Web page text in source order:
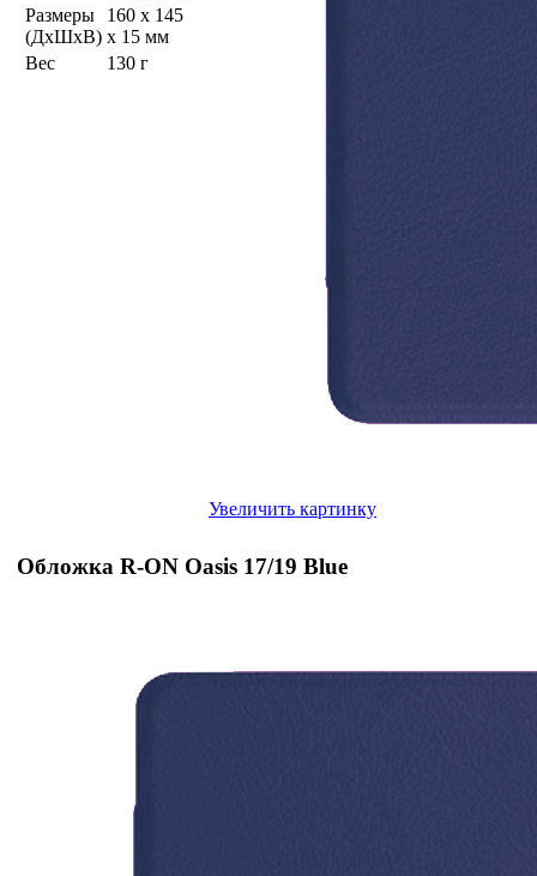
Размеры
(ДхШхВ)
160 x 145
x 15 мм
Вес
130 г
Увеличить картинку
Обложка R-ON Oasis 17/19 Blue